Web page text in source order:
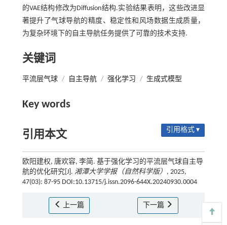
的VAE结构修改为Diffusion结构.实验结果表明，这些改进显
著提升了气球导航的精度、稳定性和风场数据生成质量，
为复杂环境下的自主导航任务提供了可靠的技术支持.
关键词
平流层气球 / 自主导航 / 强化学习 / 生成式模型
Key words
引用本文 引用格式 ▾
欧阳建权, 唐欢容, 李简. 基于强化学习的平流层气球自主导
航的优化研究[J]. 湘潭大学学报（自然科学版） , 2025,
47(03): 87-95 DOI:10.13715/j.issn.2096-644X.20240930.0004
上一篇 下一篇